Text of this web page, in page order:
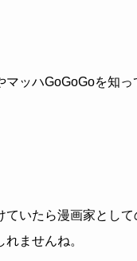
マッハGoGoGoを知っ
ていたら漫画家とし
ませんね。